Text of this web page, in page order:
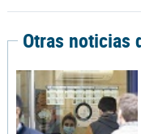
Otras noticias